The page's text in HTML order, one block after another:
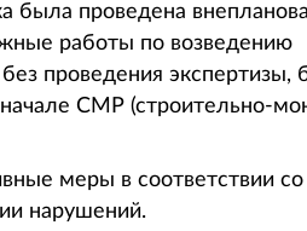
была проведена
работы по возведению
проведения экспертизы,
начале СМР (строительно-
меры в соответствии со
нарушений.